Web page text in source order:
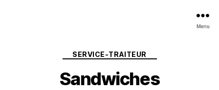
Menu
Catégories
SERVICE-TRAITEUR
Sandwiches